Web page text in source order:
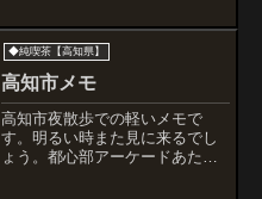
◆純喫茶【高知県】
高知市メモ
高知市夜散歩での軽いメモで
す。明るい時また見に来るでし
ょう。都心部アーケードあたり